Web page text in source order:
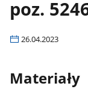
poz.
26.04.2023
Materiały